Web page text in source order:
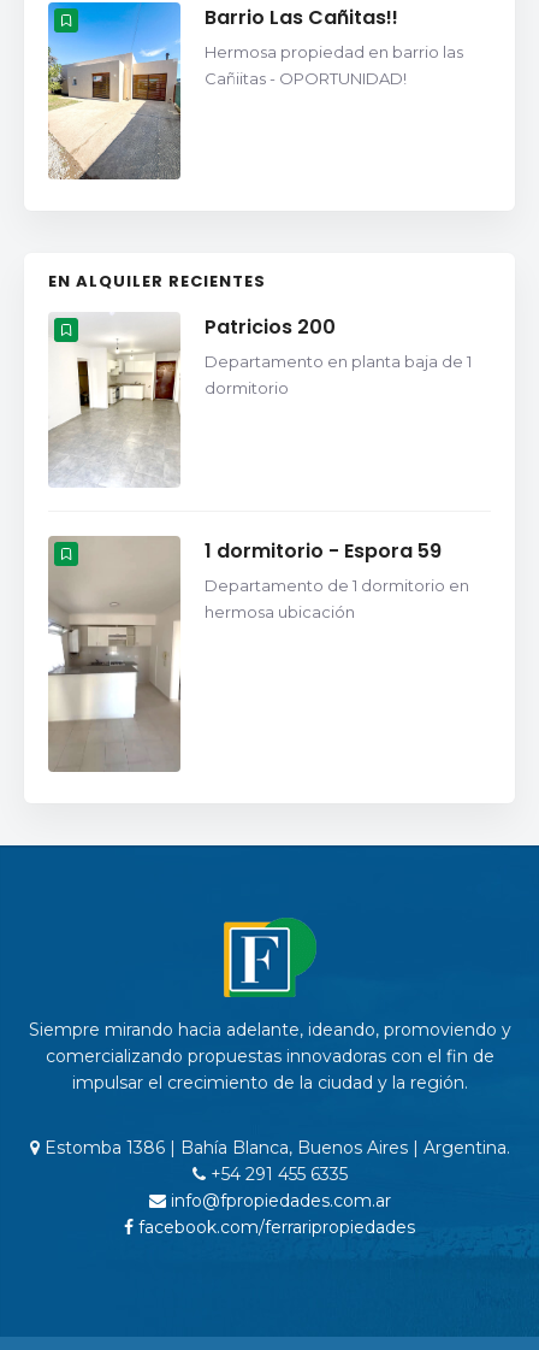
Barrio Las Cañitas!!
Hermosa propiedad en barrio las
Cañiitas - OPORTUNIDAD!
EN ALQUILER RECIENTES
Patricios 200
Departamento en planta baja de 1
dormitorio
1 dormitorio - Espora 59
Departamento de 1 dormitorio en
hermosa ubicación
Siempre mirando hacia adelante, ideando, promoviendo y
comercializando propuestas innovadoras con el fin de
impulsar el crecimiento de la ciudad y la región.
Estomba 1386 | Bahía Blanca, Buenos Aires | Argentina.
+54 291 455 6335
info@fpropiedades.com.ar
facebook.com/ferraripropiedades